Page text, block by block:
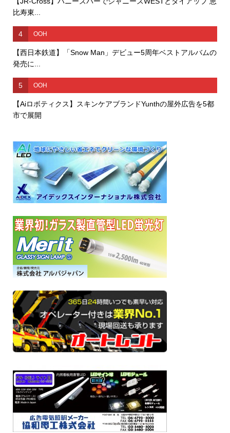
比寿東...
4 OOH
【西日本鉄道】「Snow Man」デビュー5周年ベストアルバムの
発売に...
5 OOH
【Aiロボティクス】スキンケアブランドYunthの屋外広告を5都
市で展開